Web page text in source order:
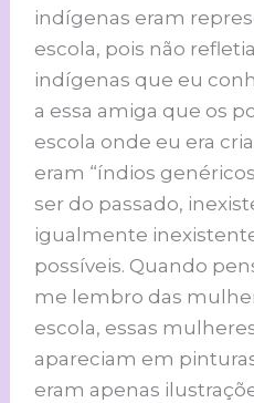
indígenas eram
escola, pois não
indígenas que eu
a essa amiga que os
escola onde eu era
eram “índios
ser do passado,
igualmente
possíveis. Quando
me lembro das
escola, essas
apareciam em
eram apenas